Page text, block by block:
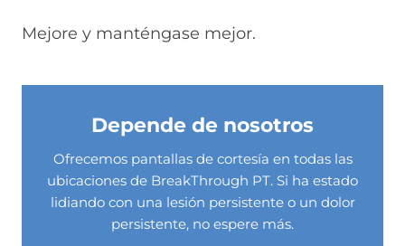
Mejore y manténgase mejor.
Depende de nosotros
Ofrecemos pantallas de cortesía en todas las
ubicaciones de BreakThrough PT. Si ha estado
lidiando con una lesión persistente o un dolor
persistente, no espere más.